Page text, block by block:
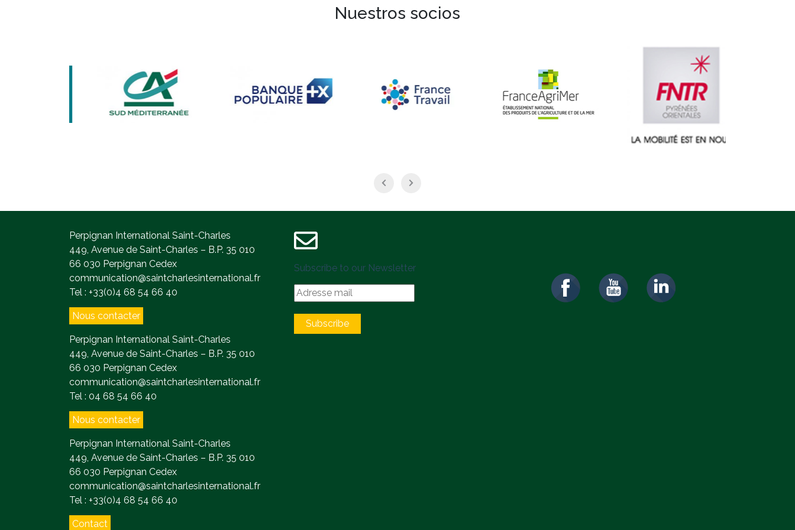
Nuestros socios
Perpignan International Saint-Charles
449, Avenue de Saint-Charles – B.P. 35 010
66 030 Perpignan Cedex
communication@saintcharlesinternational.fr
Tel : +33(0)4 68 54 66 40
Nous contacter
Perpignan International Saint-Charles
449, Avenue de Saint-Charles – B.P. 35 010
66 030 Perpignan Cedex
communication@saintcharlesinternational.fr
Tel : 04 68 54 66 40
Nous contacter
Perpignan International Saint-Charles
449, Avenue de Saint-Charles – B.P. 35 010
66 030 Perpignan Cedex
communication@saintcharlesinternational.fr
Tel : +33(0)4 68 54 66 40
Contact
Subscribe to our Newsletter
Subscribe